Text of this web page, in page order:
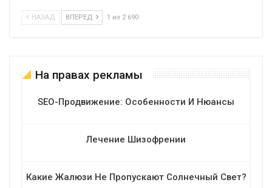
НАЗАД ВПЕРЕД 1 из 2 690
На правах рекламы
SEO-Продвижение: Особенности И Нюансы
Лечение Шизофрении
Какие Жалюзи Не Пропускают Солнечный Свет?